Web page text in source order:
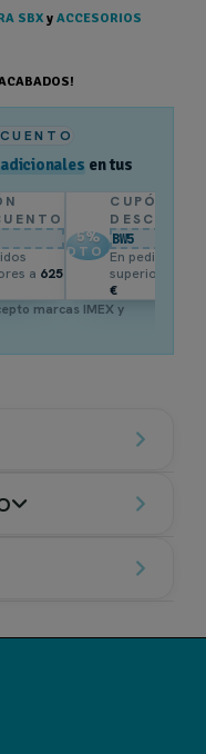
SBX y ACCESORIOS
en tus
a 625
5%
DTO.
CUPÓN
BW5
En pedidos
superiores a
€
marcas IMEX y